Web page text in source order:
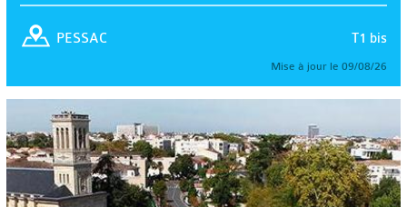
T1 bis
PESSAC
Mise à jour le 09/08/26